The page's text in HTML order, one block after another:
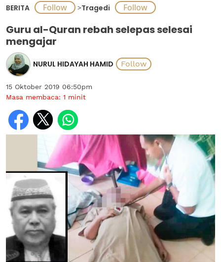
BERITA >Tragedi
Guru al-Quran rebah selepas selesai
mengajar
NURUL HIDAYAH HAMID
15 Oktober 2019 06:50pm
Masa membaca: 1 minit